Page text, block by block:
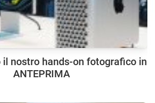
il nostro hands-on fotografico in
ANTEPRIMA